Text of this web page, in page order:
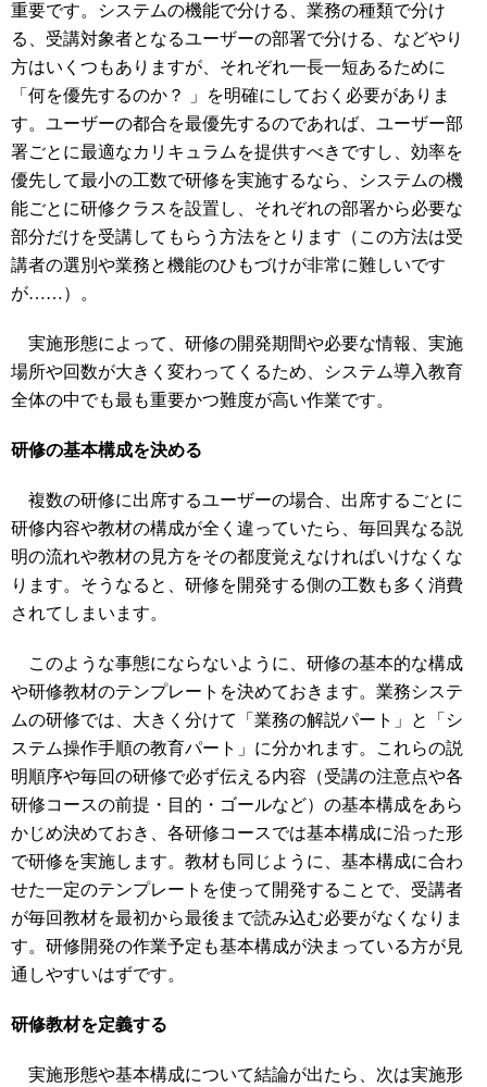
重要です。システムの機能で分ける、業務の種類で分け
る、受講対象者となるユーザーの部署で分ける、などやり
方はいくつもありますが、それぞれ一長一短あるために
「何を優先するのか？ 」を明確にしておく必要がありま
す。ユーザーの都合を最優先するのであれば、ユーザー部
署ごとに最適なカリキュラムを提供すべきですし、効率を
優先して最小の工数で研修を実施するなら、システムの機
能ごとに研修クラスを設置し、それぞれの部署から必要な
部分だけを受講してもらう方法をとります（この方法は受
講者の選別や業務と機能のひもづけが非常に難しいです
が……）。
実施形態によって、研修の開発期間や必要な情報、実施
場所や回数が大きく変わってくるため、システム導入教育
全体の中でも最も重要かつ難度が高い作業です。
研修の基本構成を決める
複数の研修に出席するユーザーの場合、出席するごとに
研修内容や教材の構成が全く違っていたら、毎回異なる説
明の流れや教材の見方をその都度覚えなければいけなくな
ります。そうなると、研修を開発する側の工数も多く消費
されてしまいます。
このような事態にならないように、研修の基本的な構成
や研修教材のテンプレートを決めておきます。業務システ
ムの研修では、大きく分けて「業務の解説パート」と「シ
ステム操作手順の教育パート」に分かれます。これらの説
明順序や毎回の研修で必ず伝える内容（受講の注意点や各
研修コースの前提・目的・ゴールなど）の基本構成をあら
かじめ決めておき、各研修コースでは基本構成に沿った形
で研修を実施します。教材も同じように、基本構成に合わ
せた一定のテンプレートを使って開発することで、受講者
が毎回教材を最初から最後まで読み込む必要がなくなりま
す。研修開発の作業予定も基本構成が決まっている方が見
通しやすいはずです。
研修教材を定義する
実施形態や基本構成について結論が出たら、次は実施形